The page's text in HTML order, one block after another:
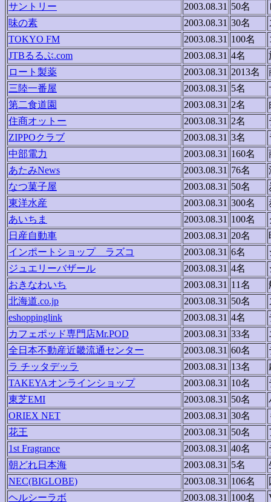
サントリー
2003.08.31 50名
味の素
2003.08.31 30名
TOKYO FM
2003.08.31 100名
JTBるるぶ.com
2003.08.31 4名
ロート製薬
2003.08.31 2013名
三陸一番屋
2003.08.31 5名
第二食道園
2003.08.31 2名
住商オットー
2003.08.31 2名
ZIPPOクラブ
2003.08.31 3名
中部電力
2003.08.31 160名
あたみNews
2003.08.31 76名
なつ菓子屋
2003.08.31 50名
東洋水産
2003.08.31 300名
あいちま
2003.08.31 100名
日産自動車
2003.08.31 20名
インポートショップ ラズコ
2003.08.31 6名
ジュエリーバザール
2003.08.31 4名
おきなわいち
2003.08.31 11名
北海道.co.jp
2003.08.31 50名
eshoppinglink
2003.08.31 4名
カフェポッド専門店Mr.POD
2003.08.31 33名
全日本不動産近畿流通センター
2003.08.31 60名
ラ チッタデッラ
2003.08.31 13名
TAKEYAオンラインショップ
2003.08.31 10名
東芝EMI
2003.08.31 50名
ORIEX NET
2003.08.31 30名
花王
2003.08.31 50名
1st Fragrance
2003.08.31 40名
朝どれ日本海
2003.08.31 5名
NEC(BIGLOBE)
2003.08.31 106名
ヘルシーラボ
2003.08.31 100名